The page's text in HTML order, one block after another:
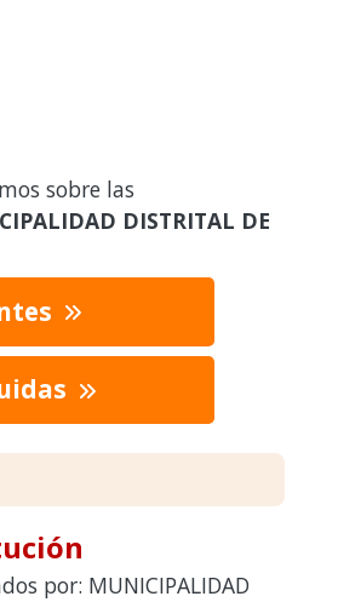
sobre las
DISTRITAL DE
por: MUNICIPALIDAD